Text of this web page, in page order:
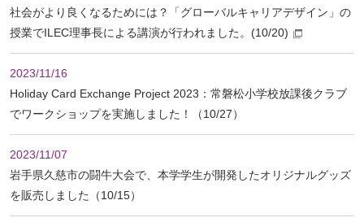
社会がより良くなるためには？「グローバルキャリアデザイン」の
授業でILEC理事長による講演が行われました。(10/20)
2023/11/16
Holiday Card Exchange Project 2023：常磐松小学校放課後クラブ
でワークショップを実施しました！（10/27）
2023/11/07
岩手県久慈市の闘牛大会で、本学学生が開発したオリジナルグッズ
を販売しました（10/15）